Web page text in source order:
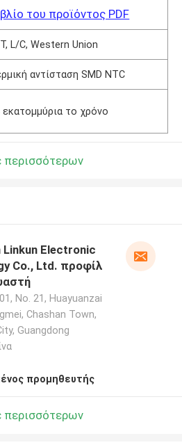
του προϊόντος PDF
L/C, Western Union
αντίσταση SMD NTC
εκατομμύρια το χρόνο
περισσότερων
Linkun Electronic
Co., Ltd. προφίλ
No. 21, Huayuanzai
Chashan Town,
Guangdong
προμηθευτής
περισσότερων